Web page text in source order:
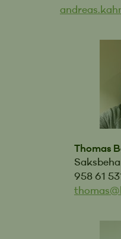
Thomas
958 61